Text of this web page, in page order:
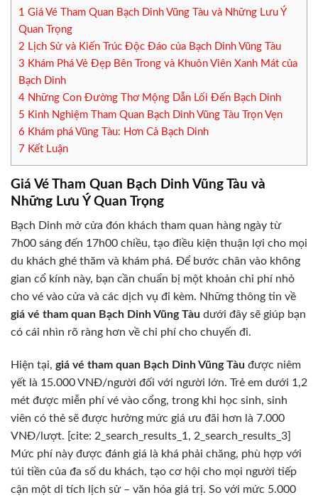
1 Giá Vé Tham Quan Bạch Dinh Vũng Tàu và Những Lưu Ý
Quan Trọng
2 Lịch Sử và Kiến Trúc Độc Đáo của Bạch Dinh Vũng Tàu
3 Khám Phá Vẻ Đẹp Bên Trong và Khuôn Viên Xanh Mát của
Bạch Dinh
4 Những Con Đường Thơ Mộng Dẫn Lối Đến Bạch Dinh
5 Kinh Nghiệm Tham Quan Bạch Dinh Vũng Tàu Trọn Vẹn
6 Khám phá Vũng Tàu: Hơn Cả Bạch Dinh
7 Kết Luận
Giá Vé Tham Quan Bạch Dinh Vũng Tàu và
Những Lưu Ý Quan Trọng
Bạch Dinh mở cửa đón khách tham quan hàng ngày từ
7h00 sáng đến 17h00 chiều, tạo điều kiện thuận lợi cho mọi
du khách ghé thăm và khám phá. Để bước chân vào không
gian cổ kính này, bạn cần chuẩn bị một khoản chi phí nhỏ
cho vé vào cửa và các dịch vụ đi kèm. Những thông tin về
giá vé tham quan Bạch Dinh Vũng Tàu dưới đây sẽ giúp bạn
có cái nhìn rõ ràng hơn về chi phí cho chuyến đi.
Hiện tại, giá vé tham quan Bạch Dinh Vũng Tàu được niêm
yết là 15.000 VNĐ/người đối với người lớn. Trẻ em dưới 1,2
mét được miễn phí vé vào cổng, trong khi học sinh, sinh
viên có thẻ sẽ được hưởng mức giá ưu đãi hơn là 7.000
VNĐ/lượt. [cite: 2_search_results_1, 2_search_results_3]
Mức phí này được đánh giá là khá phải chăng, phù hợp với
túi tiền của đa số du khách, tạo cơ hội cho mọi người tiếp
cận một di tích lịch sử – văn hóa giá trị. So với mức 5.000